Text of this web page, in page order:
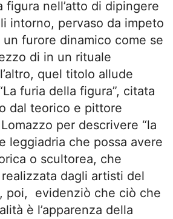
figura nell’atto di dipingere
intorno, pervaso da impeto
un furore dinamico come se
di in un rituale
quel titolo allude
furia della figura”, citata
dal teorico e pittore
per descrivere “la
leggiadria che possa avere
o scultorea, che
dagli artisti del
poi, evidenziò che ciò che
è l’apparenza della